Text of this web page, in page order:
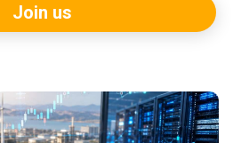
Join us